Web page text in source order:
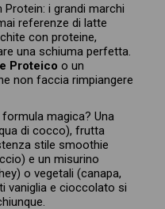
Protein: i grandi marchi
referenze di latte
con proteine,
una schiuma perfetta.
Proteico o un
non faccia rimpiangere
formula magica? Una
di cocco), frutta
stile smoothie
e un misurino
o vegetali (canapa,
vaniglia e cioccolato si